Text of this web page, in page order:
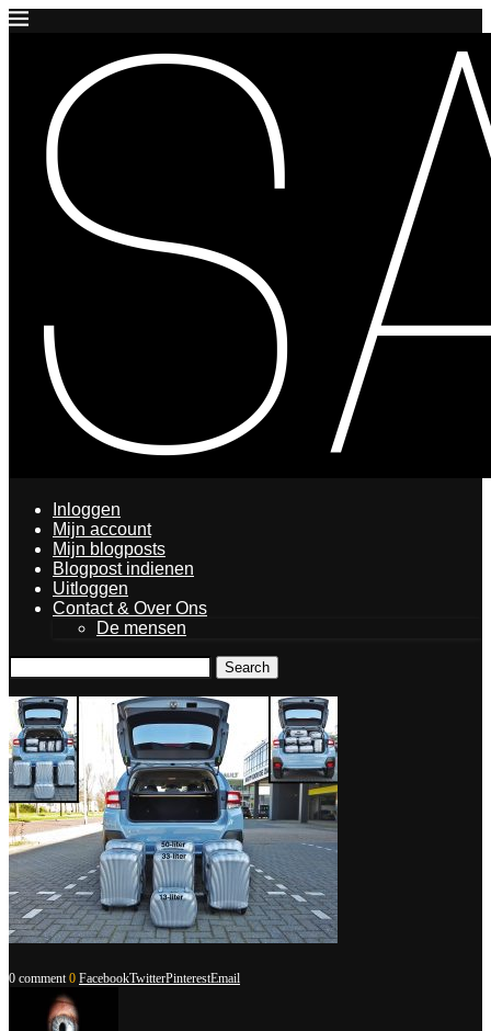
Inloggen
Mijn account
Mijn blogposts
Blogpost indienen
Uitloggen
Contact & Over Ons
De mensen
Search
0 comment 0 FacebookTwitterPinterestEmail